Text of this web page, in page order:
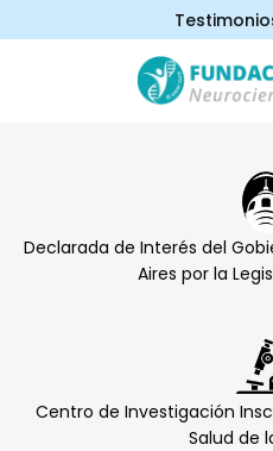
Declarada de Interés del
Aires por la
Centro de Investigación
Salud de